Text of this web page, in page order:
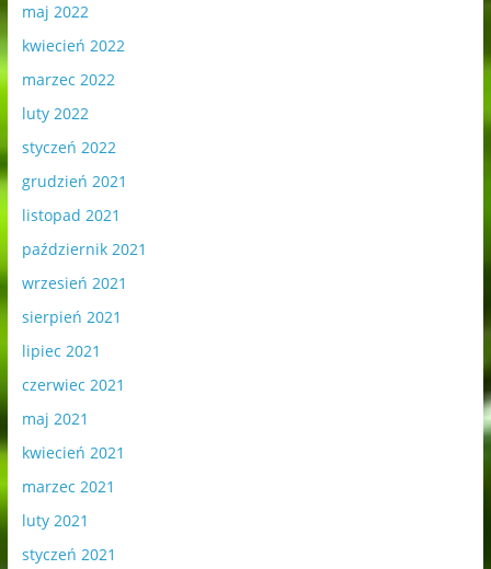
maj 2022
kwiecień 2022
marzec 2022
luty 2022
styczeń 2022
grudzień 2021
listopad 2021
październik 2021
wrzesień 2021
sierpień 2021
lipiec 2021
czerwiec 2021
maj 2021
kwiecień 2021
marzec 2021
luty 2021
styczeń 2021